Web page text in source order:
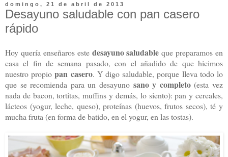
domingo, 21 de abril de 2013
Desayuno saludable con pan casero
rápido
Hoy quería enseñaros este desayuno saludable que preparamos en
casa el fin de semana pasado, con el añadido de que hicimos
nuestro propiopan casero. Y digo saludable, porque lleva todo lo
que se recomienda para un desayuno sano y completo(esta vez
nada de bacon, tortitas, muffins y demás, lo siento): pan y cereales,
lácteos (yogur, leche, queso), proteínas (huevos, frutos secos), té y
mucha fruta (en forma de batido, en el yogur, en las tostas).